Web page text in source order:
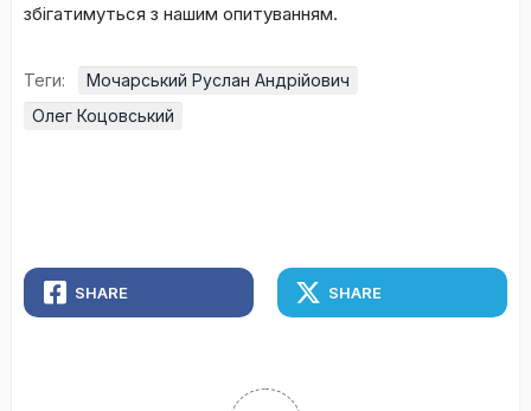
збігатимуться з нашим опитуванням.
Теги:
Мочарський Руслан Андрійович
Олег Коцовський
SHARE SHARE